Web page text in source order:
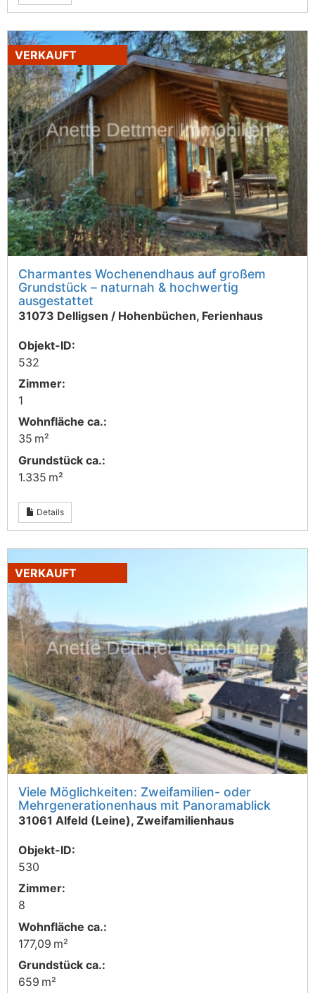
VERKAUFT
Charmantes Wochenendhaus auf großem
Grundstück – naturnah & hochwertig
ausgestattet
31073 Delligsen / Hohenbüchen, Ferienhaus
Objekt-ID:
532
Zimmer:
1
Wohnfläche ca.:
35 m²
Grund­stück ca.:
1.335 m²
Details
VERKAUFT
Viele Möglichkeiten: Zweifamilien- oder
Mehrgenerationenhaus mit Panoramablick
31061 Alfeld (Leine), Zweifamilienhaus
Objekt-ID:
530
Zimmer:
8
Wohnfläche ca.:
177,09 m²
Grund­stück ca.:
659 m²